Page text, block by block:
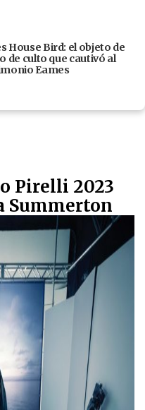
House Bird: el objeto de
de culto que cautivó al
Eames
Pirelli 2023
Summerton